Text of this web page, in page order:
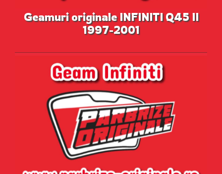
Geamuri originale INFINITI Q45 II
1997-2001